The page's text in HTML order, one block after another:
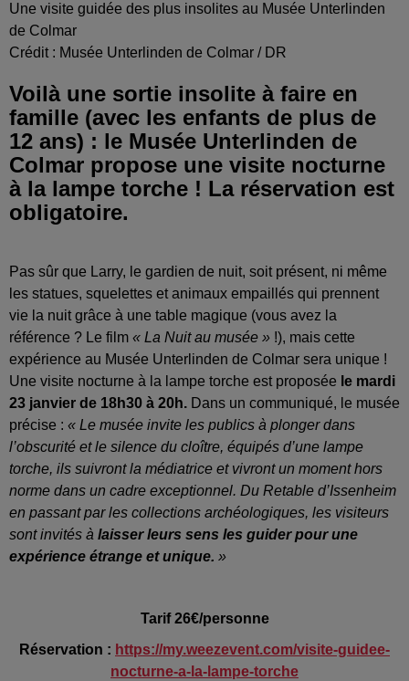
Une visite guidée des plus insolites au Musée Unterlinden
de Colmar
Crédit : Musée Unterlinden de Colmar / DR
Voilà une sortie insolite à faire en
famille (avec les enfants de plus de
12 ans) : le Musée Unterlinden de
Colmar propose une visite nocturne
à la lampe torche ! La réservation est
obligatoire.
Pas sûr que Larry, le gardien de nuit, soit présent, ni même
les statues, squelettes et animaux empaillés qui prennent
vie la nuit grâce à une table magique (vous avez la
référence ? Le film « La Nuit au musée » !), mais cette
expérience au Musée Unterlinden de Colmar sera unique !
Une visite nocturne à la lampe torche est proposée le mardi
23 janvier de 18h30 à 20h. Dans un communiqué, le musée
précise : « Le musée invite les publics à plonger dans
l’obscurité et le silence du cloître, équipés d’une lampe
torche, ils suivront la médiatrice et vivront un moment hors
norme dans un cadre exceptionnel. Du Retable d’Issenheim
en passant par les collections archéologiques, les visiteurs
sont invités à laisser leurs sens les guider pour une
expérience étrange et unique. »
Tarif 26€/personne
Réservation : https://my.weezevent.com/visite-guidee-
nocturne-a-la-lampe-torche